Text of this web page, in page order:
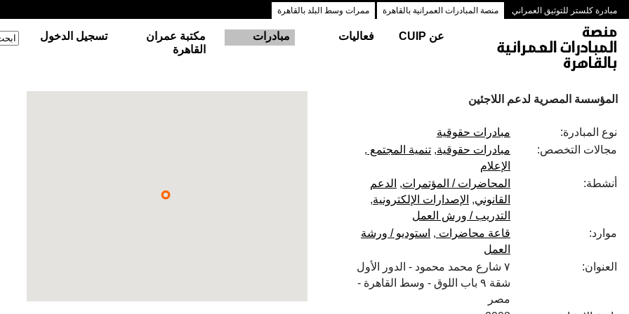
مبادرة كلستر للتوثيق العمراني منصة المبادرات العمرانية بالقاهرة ممرات وسط البلد بالقاهرة
عن CUIP فعاليات مبادرات
مكتبة عمران
القاهرة
تسجيل الدخول
المؤسسة المصرية لدعم اللاجئين
نوع المبادرة:
مبادرات حقوقية
مجالات التخصص:
مبادرات حقوقية تنمية المجتمع
الإعلام
أنشطة:
المحاضرات / المؤتمرات
الدعم
القانوني
الإصدارات الإلكترونية
التدريب / ورش العمل
موارد:
قاعة محاضرات
استوديو / ورشة
العمل
العنوان:
٧ شارع محمد محمود - الدور الأول
شقة ٩ باب اللوق - وسط القاهرة -
مصر